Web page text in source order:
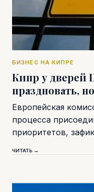
БИЗНЕС НА КИПРЕ
Кипр у дверей
праздновать,
Европейская
процесса
приоритетов,
ЧИТАТЬ →